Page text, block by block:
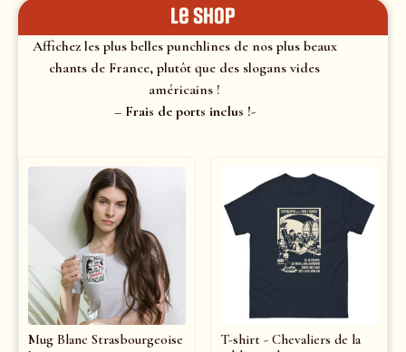
le shop
Affichez les plus belles punchlines de nos plus beaux
chants de France, plutôt que des slogans vides
américains !
– Frais de ports inclus !-
Mug Blanc Strasbourgeoise
T-shirt - Chevaliers de la